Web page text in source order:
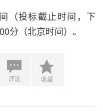
（投标截止时间，下
分（北京时间）。
评论 收藏